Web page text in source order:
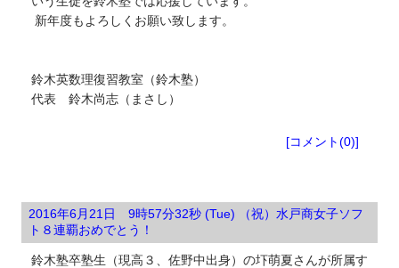
新年度もよろしくお願い致します。
鈴木英数理復習教室（鈴木塾）
代表 鈴木尚志（まさし）
[コメント(0)]
2016年6月21日 9時57分32秒 (Tue) （祝）水戸商女子ソフ
ト８連覇おめでとう！
鈴木塾卒塾生（現高３、佐野中出身）の圷萌夏さんが所属す